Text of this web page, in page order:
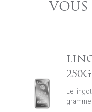
VOUS
250G
Le